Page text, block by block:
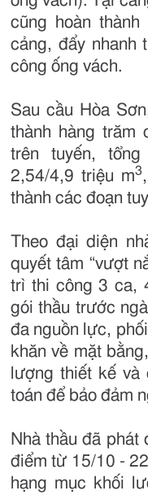
cũng hoàn
cảng, đẩy nhanh
công ống vách.
Sau cầu Hòa
thành hàng trăm
trên tuyến,
2,54/4,9 triệu m3
thành các đoạn
Theo đại diện
quyết tâm “vượt
trì thi công 3 ca,
gói thầu trước
đa nguồn lực,
khăn về mặt
lượng thiết kế và
toán để bảo đảm
Nhà thầu đã phát
điểm từ 15/10 -
hạng mục khối